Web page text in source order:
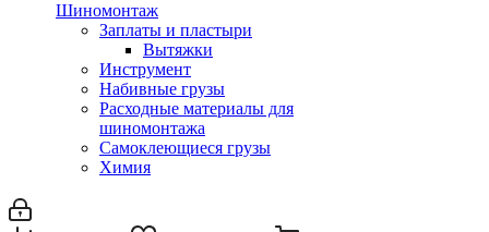
Шиномонтаж
Заплаты и пластыри
Вытяжки
Инструмент
Набивные грузы
Расходные материалы для
шиномонтажа
Самоклеющиеся грузы
Химия